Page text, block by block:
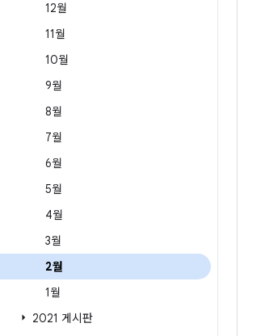
12월
11월
10월
9월
8월
7월
6월
5월
4월
3월
2월
1월
2021 게시판